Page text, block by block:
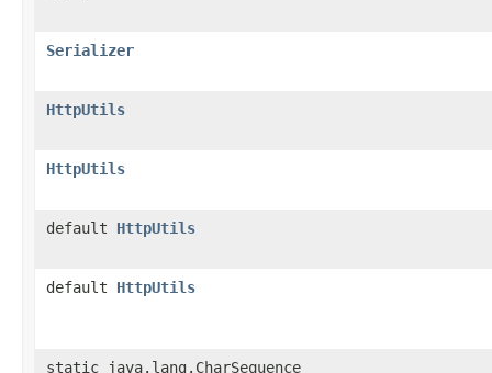
Serializer
HttpUtils
HttpUtils
default HttpUtils
default HttpUtils
static java.lang.CharSequence